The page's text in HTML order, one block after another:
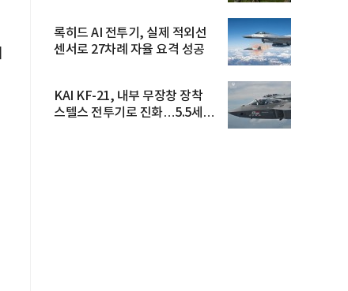
록히드 AI 전투기, 실제 적외선
센서로 27차례 자율 요격 성공
KAI KF-21, 내부 무장창 장착
스텔스 전투기로 진화…5.5세대